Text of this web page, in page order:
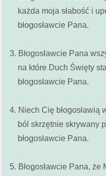
każda moja słabość i
błogosławcie Pana.
3. Błogosławcie Pana
na które Duch Święty
błogosławcie Pana.
4. Niech Cię błogosławią
ból skrzętnie skrywany
błogosławcie Pana.
5. Błogosławcie Pana, że